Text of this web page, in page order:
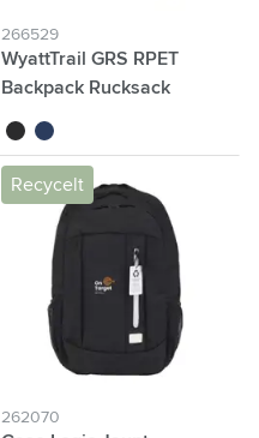
266529
WyattTrail GRS RPET
Backpack Rucksack
noir bleu marine
Recycelt
262070